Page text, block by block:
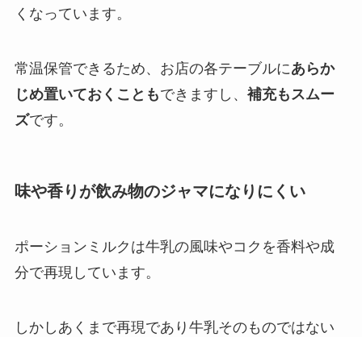
くなっています。
常温保管できるため、お店の各テーブルにあらか
じめ置いておくこともできますし、 補充もスムー
ズです。
味や香りが飲み物のジャマになりにくい
ポーションミルクは牛乳の風味やコクを香料や成
分で再現しています。
しかしあくまで再現であり牛乳そのものではない